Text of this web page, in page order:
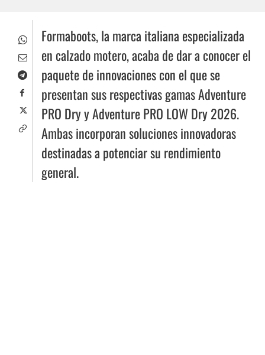
Formaboots, la marca italiana especializada
en calzado motero, acaba de dar a conocer el
paquete de innovaciones con el que se
presentan sus respectivas gamas Adventure
PRO Dry y Adventure PRO LOW Dry 2026.
Ambas incorporan soluciones innovadoras
destinadas a potenciar su rendimiento
general.